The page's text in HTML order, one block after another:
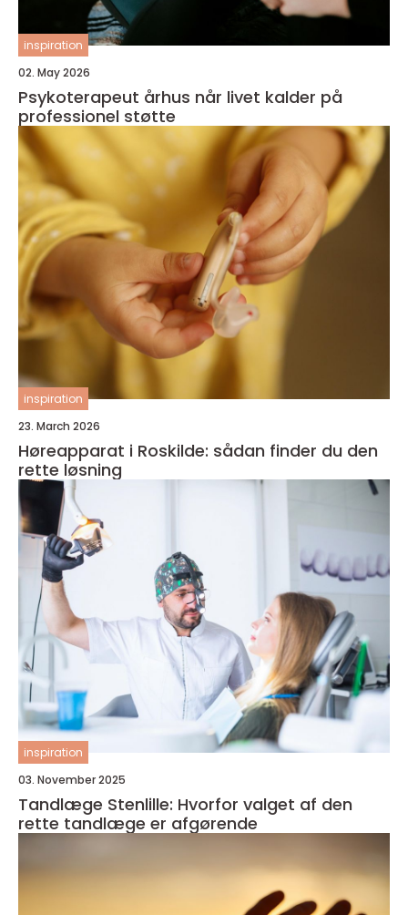
inspiration
02. May 2026
Psykoterapeut århus når livet kalder på
professionel støtte
inspiration
23. March 2026
Høreapparat i Roskilde: sådan finder du den
rette løsning
inspiration
03. November 2025
Tandlæge Stenlille: Hvorfor valget af den
rette tandlæge er afgørende